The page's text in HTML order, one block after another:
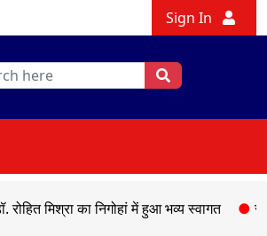
Sign In
का निगोहां में हुआ भव्य स्वागत ●सड़क हादसे में